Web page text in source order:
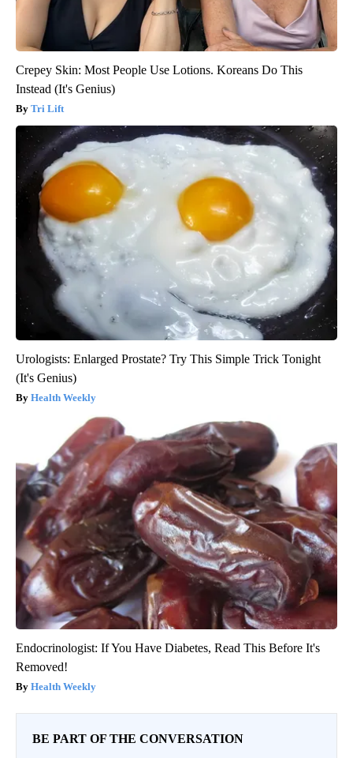
Crepey Skin: Most People Use Lotions. Koreans Do This
Instead (It's Genius)
Tri Lift
Urologists: Enlarged Prostate? Try This Simple Trick Tonight
(It's Genius)
Health Weekly
Endocrinologist: If You Have Diabetes, Read This Before It's
Removed!
Health Weekly
BE PART OF THE CONVERSATION